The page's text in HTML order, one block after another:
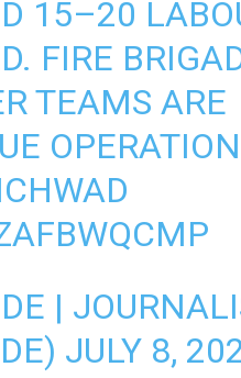
15–20
FIRE
TEAMS ARE
|
JULY 8,